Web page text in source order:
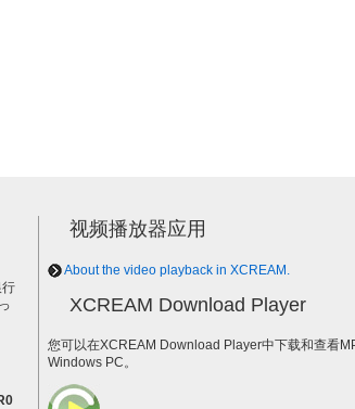
视频播放器应用
About the video playback in XCREAM.
XCREAM Download Player
您可以在XCREAM Download Player中下载和查看
Windows PC。